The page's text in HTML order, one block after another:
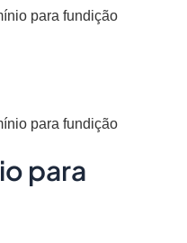
para fundição
para fundição
para